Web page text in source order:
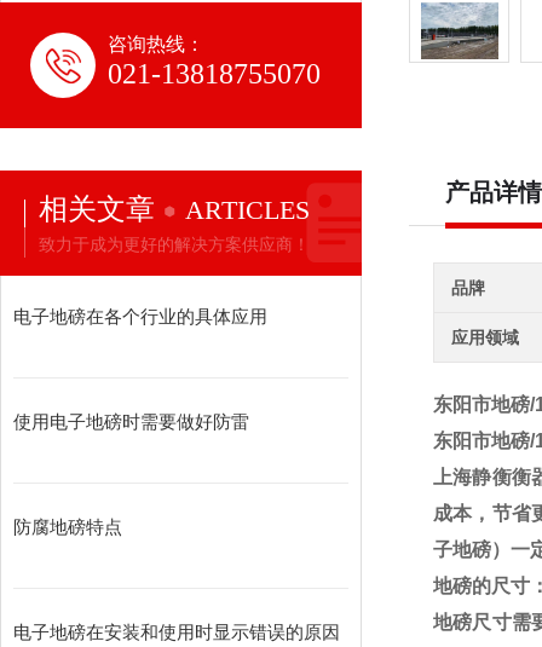
咨询热线：
021-13818755070
相关文章 ARTICLES
致力于成为更好的解决方案供应商！
电子地磅在各个行业的具体应用
使用电子地磅时需要做好防雷
防腐地磅特点
电子地磅在安装和使用时显示错误的原因
产品详情
品牌
应用领域
东阳市地磅/
东阳市地磅/
上海静衡衡
成本，节省
子地磅）一
地磅的尺寸
地磅尺寸需